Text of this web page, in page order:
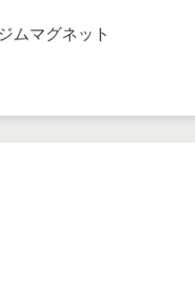
ムマグネット